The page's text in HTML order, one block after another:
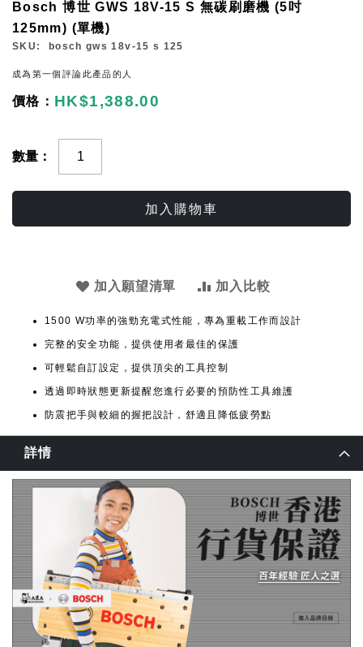
Bosch 博世 GWS 18V-15 S 無碳刷磨機 (5吋
125mm) (單機)
SKU bosch gws 18v-15 s 125
成為第一個評論此產品的人
HK$1,388.00
數量
加入購物車
加入願望清單 加入比較
1500 W功率的強勁充電式性能，專為重載工作而設計
完整的安全功能，提供使用者最佳的保護
可輕鬆自訂設定，提供頂尖的工具控制
透過即時狀態更新提醒您進行必要的預防性工具維護
防震把手與較細的握把設計，舒適且降低疲勞點
of
the
詳情